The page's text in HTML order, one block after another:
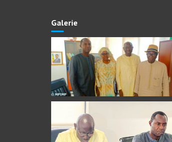
Galerie